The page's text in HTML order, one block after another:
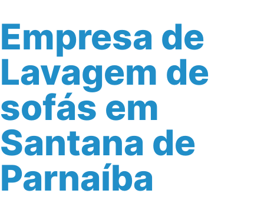
Empresa de
Lavagem de
sofás em
Santana de
Parnaíba